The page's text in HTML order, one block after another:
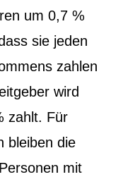
um 0,7 %
sie jeden
zahlen
wird
zahlt. Für
bleiben die
mit